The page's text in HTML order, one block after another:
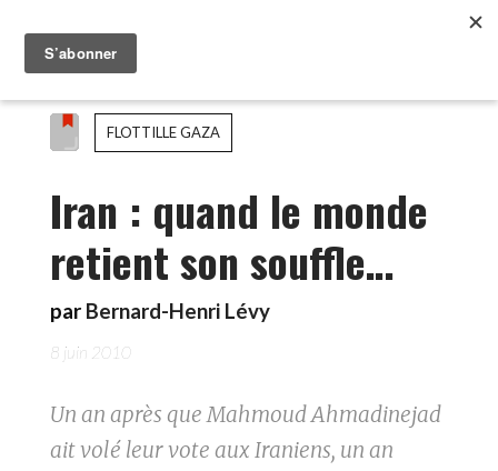
FLOTTILLE GAZA
Iran : quand le monde
retient son souffle…
par Bernard-Henri Lévy
8 juin 2010
Un an après que Mahmoud Ahmadinejad
ait volé leur vote aux Iraniens, un an